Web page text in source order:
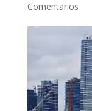
Comentarios